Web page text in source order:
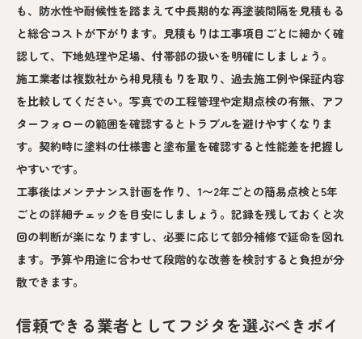
も、防水性や耐候性を踏まえて中長期的な再塗装間隔を見積もる
と総合コストが下がります。見積もりは工事項目ごとに細かく確
認して、下地処理や足場、付帯部の扱いを明確にしましょう。
施工業者は複数社から相見積もりを取り、過去施工例や保証内容
を比較してください。写真での工程管理や定期点検の有無、アフ
ターフォローの範囲を確認するとトラブルを避けやすくなりま
す。契約時に塗料の仕様書と塗布量を確認すると性能差を把握し
やすいです。
工事後はメンテナンス計画を作り、1〜2年ごとの簡易点検と5年
ごとの詳細チェックを目安にしましょう。記録を残しておくと次
回の判断が楽になりますし、必要に応じて部分補修で延命を図れ
ます。予算や用途に合わせて段階的な改善を検討すると負担が分
散できます。
信頼できる業者としてフジタを選ぶべきポイ